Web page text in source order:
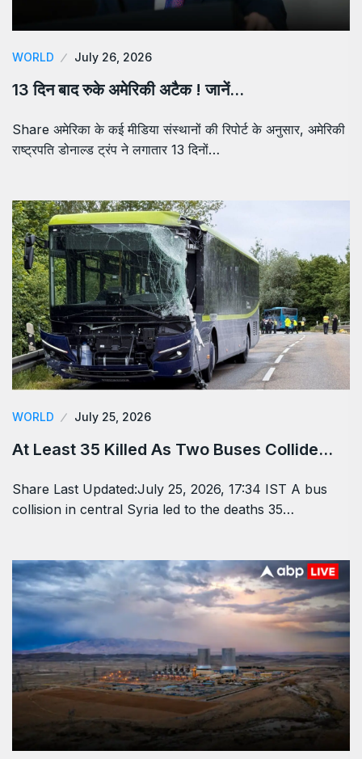
WORLD July 26, 2026
13 दिन बाद रुके अमेरिकी अटैक ! जानें…
Share अमेरिका के कई मीडिया संस्थानों की रिपोर्ट के अनुसार, अमेरिकी
राष्ट्रपति डोनाल्ड ट्रंप ने लगातार 13 दिनों…
WORLD July 25, 2026
At Least 35 Killed As Two Buses Collide…
Share Last Updated:July 25, 2026, 17:34 IST A bus
collision in central Syria led to the deaths 35…